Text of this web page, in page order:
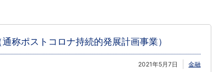
称ポストコロナ持続的発展計画事業）
2021年5月7日 金融